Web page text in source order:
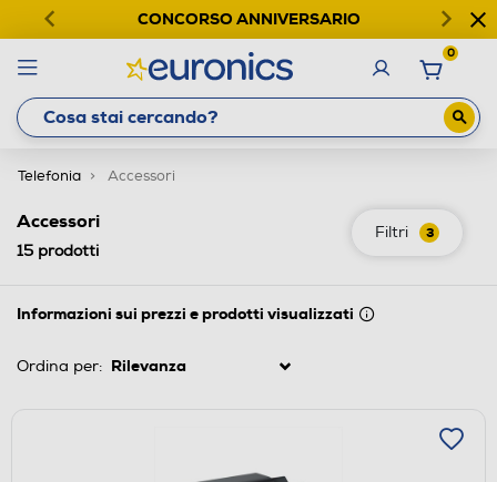
CONCORSO ANNIVERSARIO
0
Telefonia Accessori
Filtri 3
Accessori
15 prodotti
Informazioni sui prezzi e prodotti visualizzati
Ordina per: